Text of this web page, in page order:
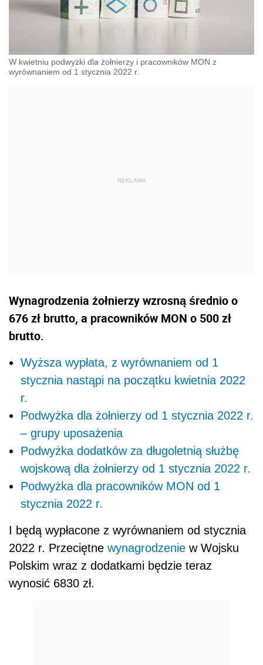
W kwietniu podwyżki dla żołnierzy i pracowników MON z
wyrównaniem od 1 stycznia 2022 r.
Wynagrodzenia żołnierzy wzrosną średnio o
676 zł brutto, a pracowników MON o 500 zł
brutto.
Wyższa wypłata, z wyrównaniem od 1
stycznia nastąpi na początku kwietnia 2022
r.
Podwyżka dla żołnierzy od 1 stycznia 2022 r.
– grupy uposażenia
Podwyżka dodatków za długoletnią służbę
wojskową dla żołnierzy od 1 stycznia 2022 r.
Podwyżka dla pracowników MON od 1
stycznia 2022 r.
I będą wypłacone z wyrównaniem od stycznia
2022 r. Przeciętne wynagrodzenie w Wojsku
Polskim wraz z dodatkami będzie teraz
wynosić 6830 zł.